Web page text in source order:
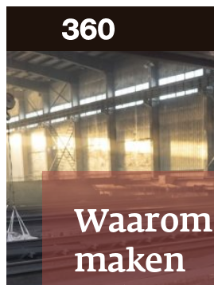
de
inhoud
Waarom
maken